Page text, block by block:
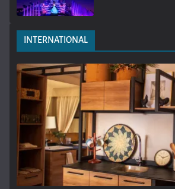
INTERNATIONAL